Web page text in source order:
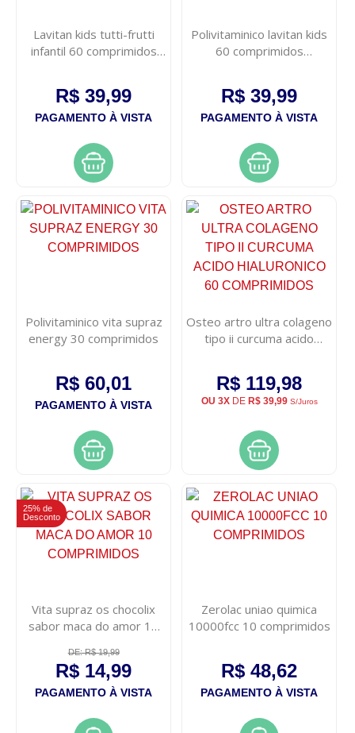
Lavitan kids tutti-frutti
infantil 60 comprimidos
R$ 39,99
PAGAMENTO À VISTA
Polivitaminico lavitan kids
60 comprimidos
R$ 39,99
PAGAMENTO À VISTA
Polivitaminico vita supraz
energy 30 comprimidos
R$ 60,01
PAGAMENTO À VISTA
Osteo artro ultra colageno
tipo ii curcuma acido
R$ 119,98
OU 3XDE R$ 39,99S/Juros
25% de
Desconto
Vita supraz os chocolix
sabor maca do amor 10
DE: R$ 19,99
R$ 14,99
PAGAMENTO À VISTA
Zerolac uniao quimica
10000fcc 10 comprimidos
R$ 48,62
PAGAMENTO À VISTA